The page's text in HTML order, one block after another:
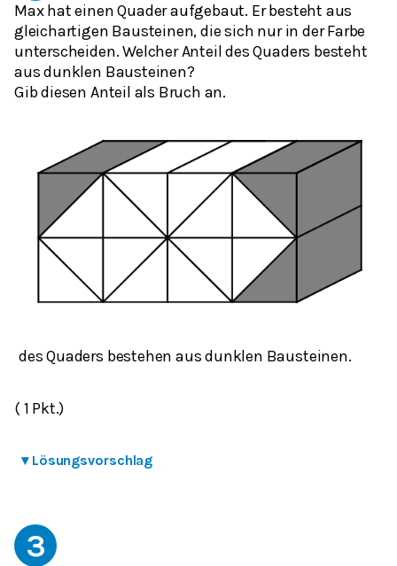
Max hat einen Quader aufgebaut. Er besteht aus
gleichartigen Bausteinen, die sich nur in der Farbe
unterscheiden. Welcher Anteil des Quaders besteht
aus dunklen Bausteinen?
Gib diesen Anteil als Bruch an.
des Quaders bestehen aus dunklen Bausteinen.
( 1 Pkt.)
▾ Lösungsvorschlag
3